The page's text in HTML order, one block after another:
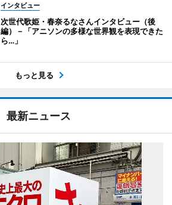
インタビュー
次世代歌姫・春奈るなさんインタビュー（後
編）－「アニソンの多様な世界観を表現できた
ら…」
もっと見る
最新ニュース